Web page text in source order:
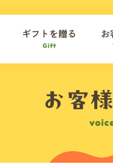
ギフトを贈る
Gift
お
お客